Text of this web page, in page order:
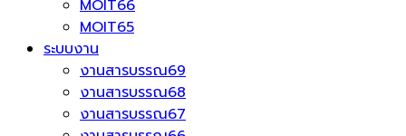
MOIT66
MOIT65
ระบบงาน
งานสารบรรณ69
งานสารบรรณ68
งานสารบรรณ67